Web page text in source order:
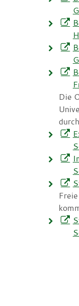
Die